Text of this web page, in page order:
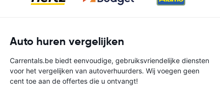
Auto huren vergelijken
Carrentals.be biedt eenvoudige, gebruiksvriendelijke diensten
voor het vergelijken van autoverhuurders. Wij voegen geen
cent toe aan de offertes die u ontvangt!